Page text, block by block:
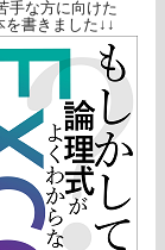
手な方に向けた
を書きました↓↓